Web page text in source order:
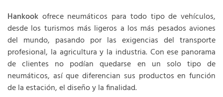
Hankook ofrece neumáticos para todo tipo de vehículos,
desde los turismos más ligeros a los más pesados aviones
del mundo, pasando por las exigencias del transporte
profesional, la agricultura y la industria. Con ese panorama
de clientes no podían quedarse en un solo tipo de
neumáticos, así que diferencian sus productos en función
de la estación, el diseño y la finalidad.